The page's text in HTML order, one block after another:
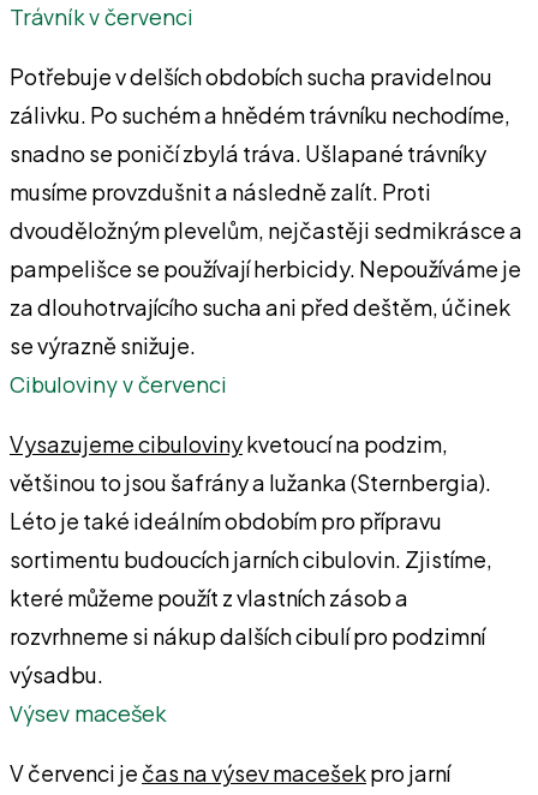
Trávník v červenci
Potřebuje v delších obdobích sucha pravidelnou
zálivku. Po suchém a hnědém tráv­níku nechodíme,
snadno se poničí zbylá tráva. Ušlapané trávníky
musí­me provzdušnit a násled­ně zalít. Proti
dvoudělož­ným plevelům, nejčastěji sedmikrásce a
pampe­lišce se používají herbici­dy. Nepoužíváme je
za dlouhotrvajícího sucha ani před deštěm, účinek
se výrazně snižuje.
Cibuloviny v červenci
Vysazujeme cibulovinykvetoucí na podzim,
většinou to jsou šafrány a lužanka (Sternbergia).
Léto je také ideálním obdo­bím pro přípravu
sortimentu budoucích jarních cibulovin. Zjistíme,
které můžeme použít z vlastních zásob a
rozvrhneme si nákup dalších cibulí pro podzimní
výsadbu.
Výsev macešek
V červenci je čas na výsev macešekpro jarní